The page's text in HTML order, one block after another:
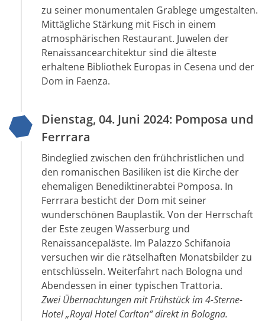
zu seiner monumentalen Grablege umgestalten.
Mittägliche Stärkung mit Fisch in einem
atmosphärischen Restaurant. Juwelen der
Renaissancearchitektur sind die älteste
erhaltene Bibliothek Europas in Cesena und der
Dom in Faenza.
Dienstag, 04. Juni 2024: Pomposa und
Ferrrara
Bindeglied zwischen den frühchristlichen und
den romanischen Basiliken ist die Kirche der
ehemaligen Benediktinerabtei Pomposa. In
Ferrrara besticht der Dom mit seiner
wunderschönen Bauplastik. Von der Herrschaft
der Este zeugen Wasserburg und
Renaissancepaläste. Im Palazzo Schifanoia
versuchen wir die rätselhaften Monatsbilder zu
entschlüsseln. Weiterfahrt nach Bologna und
Abendessen in einer typischen Trattoria.
Zwei Übernachtungen mit Frühstück im 4-Sterne-
Hotel „Royal Hotel Carlton“ direkt in Bologna.